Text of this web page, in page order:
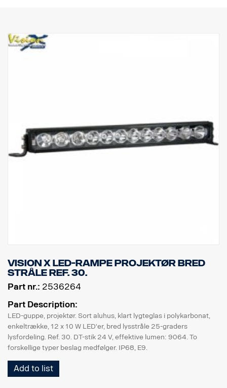
Vision X LED-rampe projektør bred
stråle Ref. 30.
Part nr.: 2536264
Part Description:
LED-guppe, projektør. Sort aluhus, klart lygteglas i polykarbonat,
enkeltrække, 12 x 10 W LED'er, bred lysstråle 25-graders
lysfordeling. Ref. 30. DT-stik 24 V, effektive lumen: 9064. To
forskellige typer beslag medfølger. IP68, E9.
Add to list